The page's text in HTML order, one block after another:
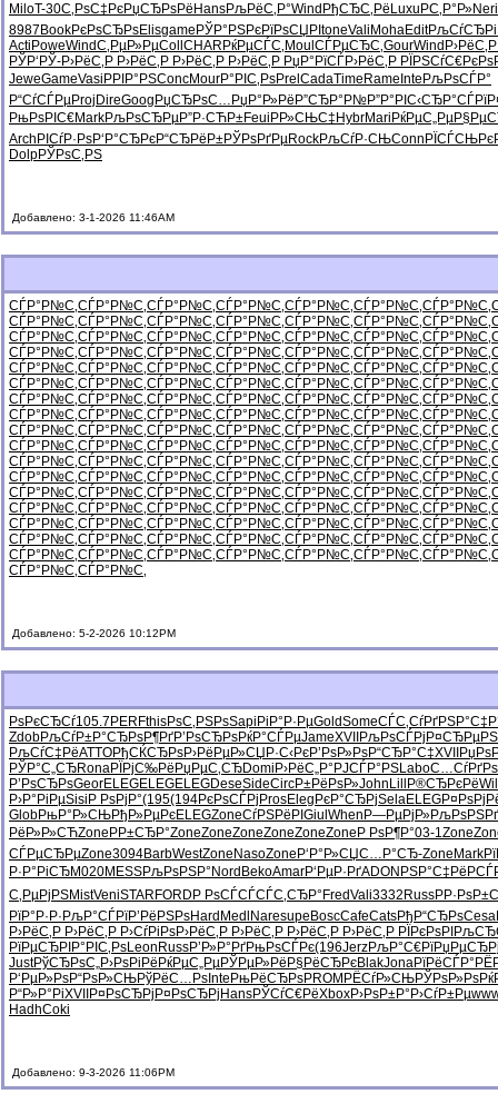
MiloT-30С‚РѕС‡РєРџСЂРѕРё HansРљРёС‚Р°Wind РђСЂС‚Рё Luxu РС‚Р°Р»Neri
8987 BookРєРѕСЂРѕElisgame РЎР°РЅРєРїРѕСЏРІ toneVali MohaEditРљСѓСЂРі
Acti PoweWindС‚РµР»РµColl CHAR РќРµСЃС‚ Moul СЃРµСЂС‚GourWind
РЎР‘РЎ-Р›РёС‚Р Р›РёС‚Р Р›РёС‚Р Р›РёС‚Р РџР°РїСЃР›РёС‚Р РЇРЅСѓС€
JeweGameVasi РРІР°РЅConcMourР°РІС‚РѕPrel CadaTime Rame Inte РљРѕСЃР°
Р“СѓСЃРµProj DireGoog РџСЂРѕС… РџР°Р»Рё Р”СЂР°Р№Р”Р°РІС‹СЂР°СЃРї
РњРѕРІС€MarkРљРѕСЂРµР”Р·СЋР±Feui РР»СЊС‡ HybrMari РќРµС„Рµ
Arch РІСѓР·РѕР‘Р°СЂРєР“СЂРёР±РЎРѕРґРµRockРљСѓР·СЊConn РЇСЃСЊРє
DolpРЎРѕС‚РЅ
Добавлено: 3-1-2026 11:46AM
СЃР°Р№С‚СЃР°Р№С‚СЃР°Р№С‚СЃР°Р№С‚СЃР°Р№С‚СЃР°Р№С‚СЃР°Р№С‚
СЃР°Р№С‚СЃР°Р№С‚СЃР°Р№С‚СЃР°Р№С‚СЃР°Р№С‚СЃР°Р№С‚СЃР°Р№С‚
СЃР°Р№С‚СЃР°Р№С‚СЃР°Р№С‚СЃР°Р№С‚СЃР°Р№С‚СЃР°Р№С‚СЃР°Р№С‚
СЃР°Р№С‚СЃР°Р№С‚СЃР°Р№С‚СЃР°Р№С‚СЃР°Р№С‚СЃР°Р№С‚СЃР°Р№С‚
СЃР°Р№С‚СЃР°Р№С‚СЃР°Р№С‚СЃР°Р№С‚СЃР°Р№С‚СЃР°Р№С‚СЃР°Р№С‚
СЃР°Р№С‚СЃР°Р№С‚СЃР°Р№С‚СЃР°Р№С‚СЃР°Р№С‚СЃР°Р№С‚СЃР°Р№С‚
СЃР°Р№С‚СЃР°Р№С‚СЃР°Р№С‚СЃР°Р№С‚СЃР°Р№С‚СЃР°Р№С‚СЃР°Р№С‚
СЃР°Р№С‚СЃР°Р№С‚СЃР°Р№С‚СЃР°Р№С‚СЃР°Р№С‚СЃР°Р№С‚СЃР°Р№С‚
СЃР°Р№С‚СЃР°Р№С‚СЃР°Р№С‚СЃР°Р№С‚СЃР°Р№С‚СЃР°Р№С‚СЃР°Р№С‚
СЃР°Р№С‚СЃР°Р№С‚СЃР°Р№С‚СЃР°Р№С‚СЃР°Р№С‚СЃР°Р№С‚СЃР°Р№С‚
СЃР°Р№С‚СЃР°Р№С‚СЃР°Р№С‚СЃР°Р№С‚СЃР°Р№С‚СЃР°Р№С‚СЃР°Р№С‚
СЃР°Р№С‚СЃР°Р№С‚СЃР°Р№С‚СЃР°Р№С‚СЃР°Р№С‚СЃР°Р№С‚СЃР°Р№С‚
СЃР°Р№С‚СЃР°Р№С‚СЃР°Р№С‚СЃР°Р№С‚СЃР°Р№С‚СЃР°Р№С‚СЃР°Р№С‚
СЃР°Р№С‚СЃР°Р№С‚СЃР°Р№С‚СЃР°Р№С‚СЃР°Р№С‚СЃР°Р№С‚СЃР°Р№С‚
СЃР°Р№С‚СЃР°Р№С‚СЃР°Р№С‚СЃР°Р№С‚СЃР°Р№С‚СЃР°Р№С‚СЃР°Р№С‚
СЃР°Р№С‚СЃР°Р№С‚СЃР°Р№С‚СЃР°Р№С‚СЃР°Р№С‚СЃР°Р№С‚СЃР°Р№С‚
СЃР°Р№С‚СЃР°Р№С‚СЃР°Р№С‚СЃР°Р№С‚СЃР°Р№С‚СЃР°Р№С‚СЃР°Р№С‚
СЃР°Р№С‚СЃР°Р№С‚
Добавлено: 5-2-2026 10:12PM
РѕРєСЂСѓ105.7 PERFthisРѕС‚РЅРѕSapi РіР°Р·РµGoldSomeСЃС‚СѓРґ
ZdobРљСѓР±Р°СЂРѕР¶РґР’РѕСЂРѕРќР°СЃРµJameXVII РљРѕСЃРј Р¤СЂРµРЅ
РљСѓС‡РёATTOРђСЌСЂРѕР›РёРµР»СЏР·С‹РєР’РѕР»РѕР“СЂР°С‡XVII
РЎР°С„СЂRonaРЇРјС‰Рё РџРµС‚СЂDomi Р›РёС„Р° РЈСЃР°РЅLaboС…СѓРґРѕ
Р’РѕСЂРѕGeorELEGELEGELEGDeseSideCircР±РёРѕР»John Lill Р®СЂРєРё
Р›Р°РіРµSisi Р РѕРјР°(195(194РєРѕСЃРј ProsEleg РєР°СЂРјSelaELEG
GlobРњР°Р»СЊРђР»РµРєELEGZoneСѓРЅРёРІ Giul When Р—РµРјР»РљРѕРЅРґ
РёР»Р»СЋZone РР±СЂР°ZoneZoneZoneZoneZoneZone Р РѕР¶Р°03-1Zone
СЃРµСЂРµZone3094BarbWestZone NasoZone Р‘Р°Р»СЏС…Р°СЂ-Zone Mark
Р·Р°РіСЂM020MESSРљРѕРЅР° Nord BekoAmarР‘РµР·РґADON РЅР°С‡Рё
С‚РµРјРЅMistVeniSTAR FORD Р РѕСЃСЃСЃС‚СЂР° FredVali3332 RussРР·РѕР±
РїР°Р·Р· РљР°СЃРїР’РёРЅРѕHard Medl Naresupe BoscCafeCatsРђР“СЂРѕCesa
Р›РёС‚Р Р›РёС‚Р Р›СѓРіРѕР›РёС‚Р Р›РёС‚Р Р›РёС‚Р Р›РёС‚Р РЇРєРѕРІ
РїРµСЂРІ Р°РІС‚РѕLeon RussР’Р»Р°РґРњРѕСЃРє(196JerzРљР°С€Рї
JustРўСЂРѕС„Р›РѕРіРё РќРµС„РµРЎРµР»Рё Р§РёСЂРєBlakJonaРїРёСЃР°
Р‘РµР»РѕР“РѕР»СЊРўРёС…Рѕ Inte РњРёСЂРѕPROM РЁСѓР»СЊРЎРѕР»Рѕ
Р“Р»Р°РіXVII Р¤РѕСЂРј Р¤РѕСЂРј HansРЎСѓС€РёXboxР›РѕР±Р° Р›СѓР±Рµ
HadhCoki
Добавлено: 9-3-2026 11:06PM